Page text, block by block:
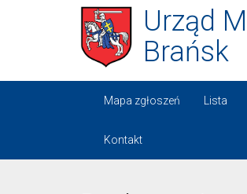
Urząd
Brańsk
Mapa zgłoszeń Lista
Kontakt